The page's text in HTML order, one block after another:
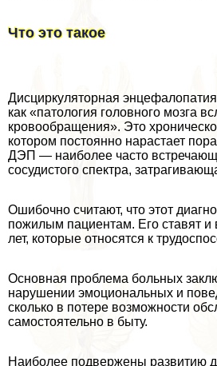
Что это такое
Дисциркуляторная
как «патология головного мозга
кровообращения». Это
котором постоянно нарастает
ДЭП — наиболее часто
сосудистого спектра,
Ошибочно считают, что этот
пожилым пациентам. Его ставят
лет, которые относятся к
Основная проблема больных
нарушении эмоциональных и
сколько в потере возможности
самостоятельно в быту.
Наиболее подвержены развитию